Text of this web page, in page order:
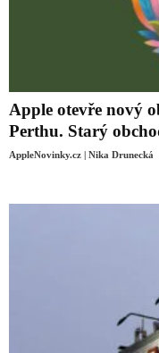
Apple otevře nový
Perthu. Starý
AppleNovinky.cz | Nika Drunecká